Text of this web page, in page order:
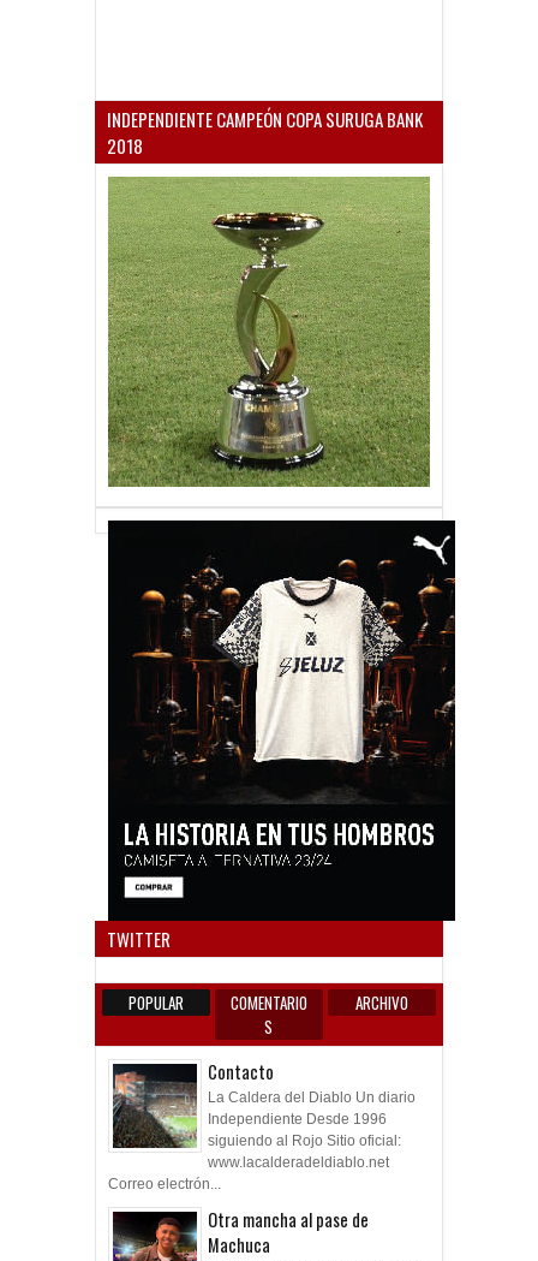
INDEPENDIENTE CAMPEÓN COPA SURUGA BANK
2018
TWITTER
POPULAR
COMENTARIO
S
ARCHIVO
Contacto
La Caldera del Diablo Un diario
Independiente Desde 1996
siguiendo al Rojo Sitio oficial:
www.lacalderadeldiablo.net
Correo electrón...
Otra mancha al pase de
Machuca